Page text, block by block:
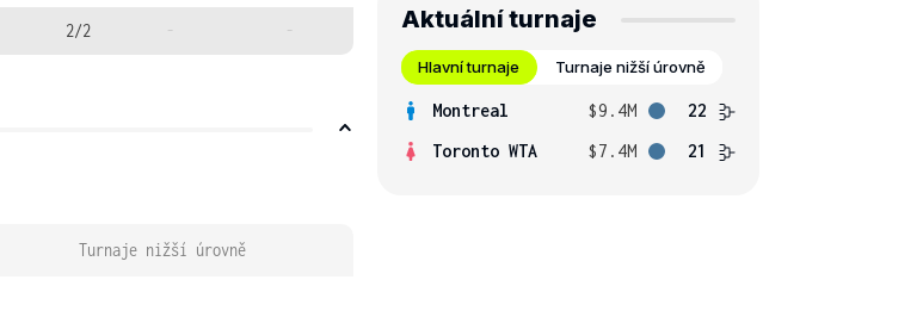
2/2 - -
Turnaje nižší úrovně
Aktuální turnaje
Hlavní turnaje Turnaje nižší úrovně
Montreal $9.4M
22
Toronto WTA
$7.4M 21